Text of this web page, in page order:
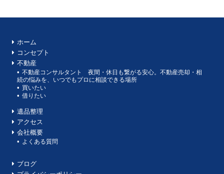
ホーム
コンセプト
不動産
不動産コンサルタント 夜間・休日も繋がる安心。不動産売却・相
続の悩みを、いつでもプロに相談できる場所
買いたい
借りたい
遺品整理
アクセス
会社概要
よくある質問
ブログ